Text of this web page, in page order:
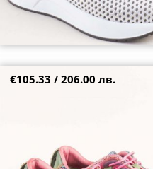
Розови дамски сникърси с
€105.33 / 206.00 лв.